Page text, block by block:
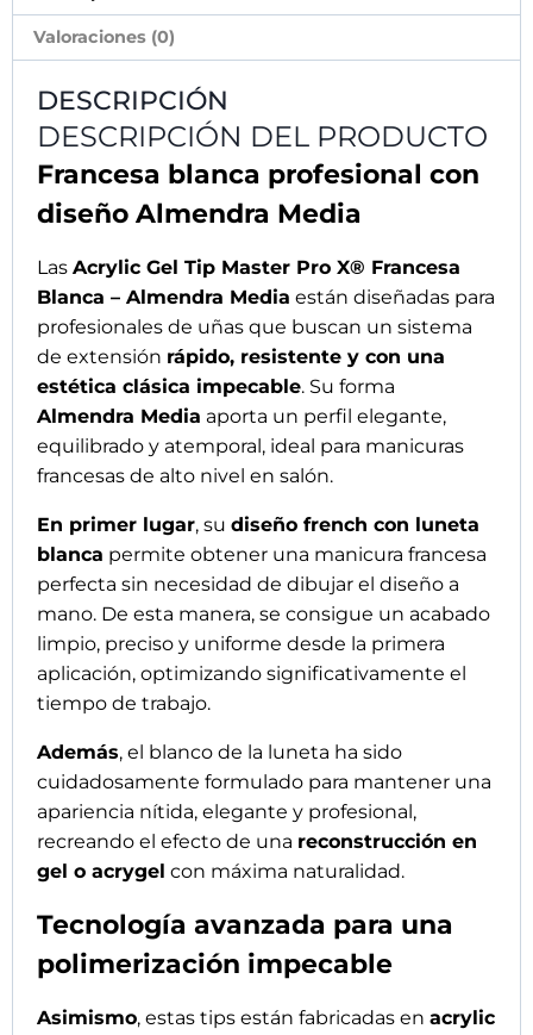
blanca
perfecta sin necesidad de dibujar el diseño a
mano. De esta manera, se consigue un acabado
limpio, preciso y uniforme desde la primera
aplicación, optimizando significativamente el
tiempo de trabajo.
Además, el blanco de la luneta ha sido
apariencia nítida, elegante y profesional,
recreando el efecto de unareconstrucción en
gel o acrygel con máxima naturalidad.
Tecnología avanzada para una
polimerización impecable
Asimismo, estas tips están fabricadas en
para optimizar el paso de los rayos UV. Como
resultado, se obtiene unapolimerización
profunda, uniforme e impecable, incluso en
servicios de alta exigencia.
Igualmente, la exclusivatecnología Musa
UVLite Core®eleva cada aplicación a un
constancia, seguridad y rendimiento incluso en
salones con alta rotación.
Estructura Tri-Layer para máximo
control y resistencia
Por otro lado, cada tip se desarrolla mediante
un sofisticadoproceso Tri-Layer , diseñado para
perfecta desde el primer contacto: